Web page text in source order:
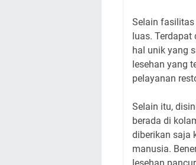
Selain
luas. Terdapat
hal unik yang
lesehan yang
pelayanan
Selain itu,
berada di
diberikan saja
manusia.
lesehan